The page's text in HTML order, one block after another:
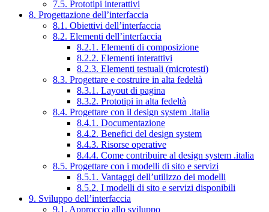
7.5. Prototipi interattivi
8. Progettazione dell’interfaccia
8.1. Obiettivi dell’interfaccia
8.2. Elementi dell’interfaccia
8.2.1. Elementi di composizione
8.2.2. Elementi interattivi
8.2.3. Elementi testuali (microtesti)
8.3. Progettare e costruire in alta fedeltà
8.3.1. Layout di pagina
8.3.2. Prototipi in alta fedeltà
8.4. Progettare con il design system .italia
8.4.1. Documentazione
8.4.2. Benefici del design system
8.4.3. Risorse operative
8.4.4. Come contribuire al design system .italia
8.5. Progettare con i modelli di sito e servizi
8.5.1. Vantaggi dell’utilizzo dei modelli
8.5.2. I modelli di sito e servizi disponibili
9. Sviluppo dell’interfaccia
9.1. Approccio allo sviluppo